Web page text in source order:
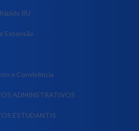
RU
Extensão
e Convivência
ADMINSTRATIVOS
ESTUDANTIS